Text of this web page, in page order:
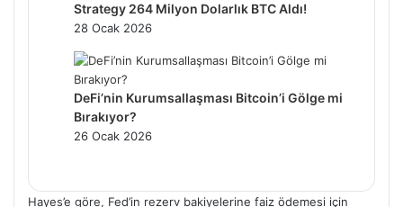
Strategy 264 Milyon Dolarlık BTC Aldı!
28 Ocak 2026
DeFi’nin Kurumsallaşması Bitcoin’i Gölge mi
Bırakıyor?
26 Ocak 2026
Hayes’e göre, Fed’in rezerv bakiyelerine faiz ödemesi için